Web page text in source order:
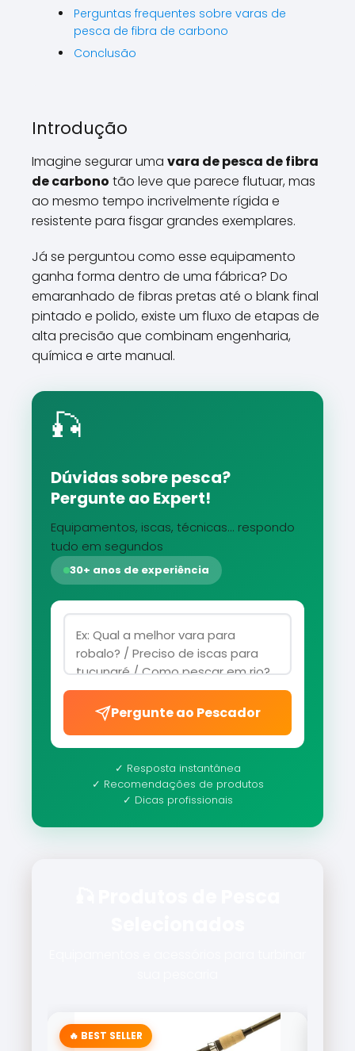
Perguntas frequentes sobre varas de
pesca de fibra de carbono
Conclusão
Introdução
Imagine segurar uma vara de pesca de fibra
de carbono tão leve que parece flutuar, mas
ao mesmo tempo incrivelmente rígida e
resistente para fisgar grandes exemplares.
Já se perguntou como esse equipamento
ganha forma dentro de uma fábrica? Do
emaranhado de fibras pretas até o blank final
pintado e polido, existe um fluxo de etapas de
alta precisão que combinam engenharia,
química e arte manual.
🎣
Dúvidas sobre pesca?
Pergunte ao Expert!
Equipamentos, iscas, técnicas... respondo
tudo em segundos
30+ anos de experiência
Pergunte ao Pescador
✓ Resposta instantânea
✓ Recomendações de produtos
✓ Dicas profissionais